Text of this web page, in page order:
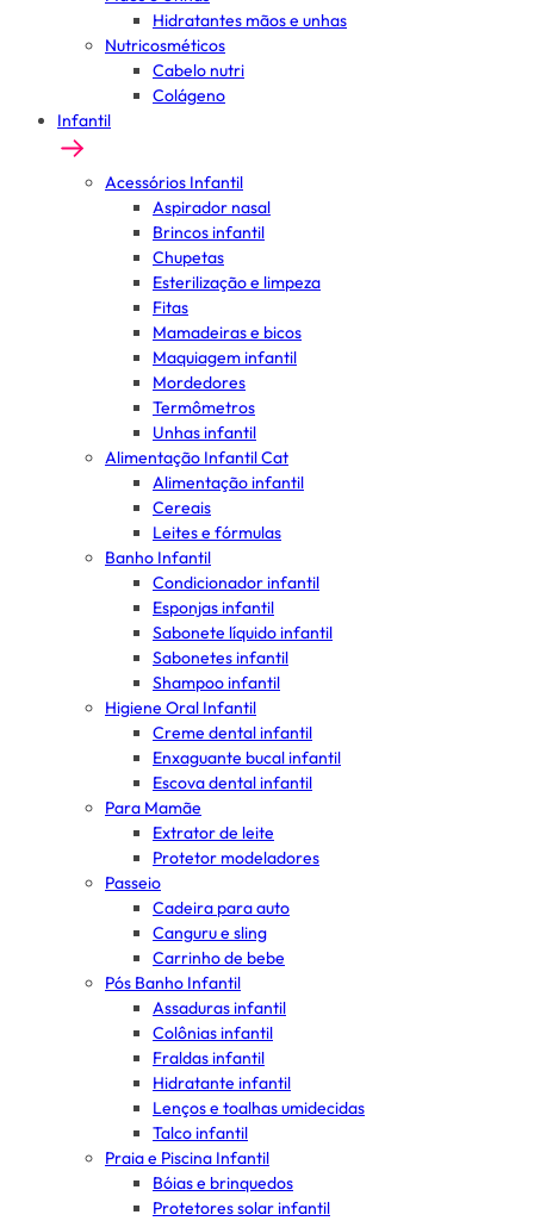
Hidratantes mãos e unhas
Nutricosméticos
Cabelo nutri
Colágeno
Infantil
Acessórios Infantil
Aspirador nasal
Brincos infantil
Chupetas
Esterilização e limpeza
Fitas
Mamadeiras e bicos
Maquiagem infantil
Mordedores
Termômetros
Unhas infantil
Alimentação Infantil Cat
Alimentação infantil
Cereais
Leites e fórmulas
Banho Infantil
Condicionador infantil
Esponjas infantil
Sabonete líquido infantil
Sabonetes infantil
Shampoo infantil
Higiene Oral Infantil
Creme dental infantil
Enxaguante bucal infantil
Escova dental infantil
Para Mamãe
Extrator de leite
Protetor modeladores
Passeio
Cadeira para auto
Canguru e sling
Carrinho de bebe
Pós Banho Infantil
Assaduras infantil
Colônias infantil
Fraldas infantil
Hidratante infantil
Lenços e toalhas umidecidas
Talco infantil
Praia e Piscina Infantil
Bóias e brinquedos
Protetores solar infantil